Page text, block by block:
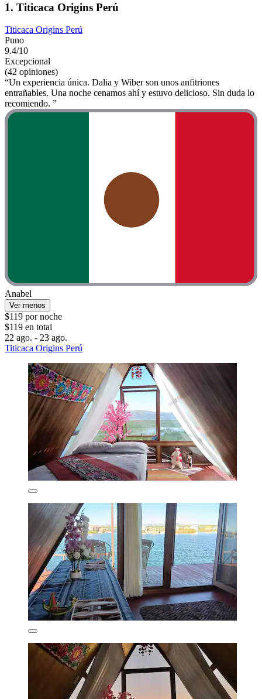
1. Titicaca Origins Perú
Titicaca Origins Perú
Puno
9.4/10
Excepcional
(42 opiniones)
“Un experiencia única. Dalia y Wiber son unos anfitriones
entrañables. Una noche cenamos ahí y estuvo delicioso. Sin duda lo
recomiendo. ”
Anabel
Ver menos
$119 por noche
$119 en total
22 ago. - 23 ago.
Titicaca Origins Perú